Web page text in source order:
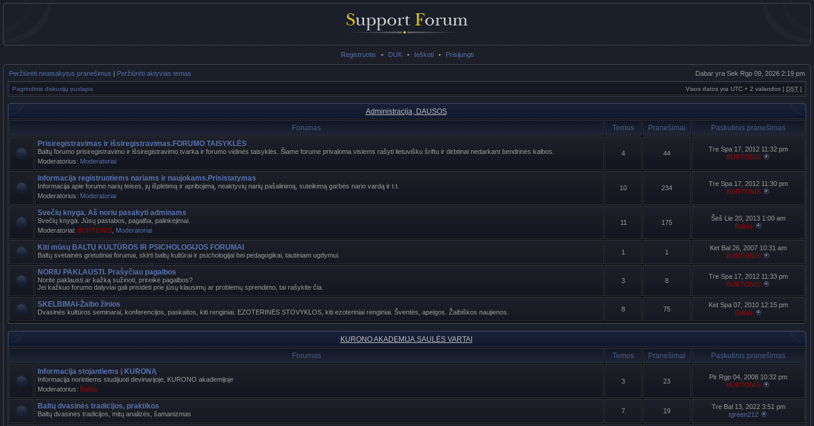
Registruotis • DUK • Ieškoti • Prisijungti
Peržiūrėti neatsakytus pranešimus | Peržiūrėti aktyvias temas Dabar yra Sek Rgp 09, 2026 2:19 pm
Pagrindinis diskusijų puslapis Visos datos yra UTC + 2 valandos [ DST ]
Administracija, DAUSOS
Forumas
Temos Pranešimai
Paskutinis pranešimas
Prisiregistravimas ir išsiregistravimas.FORUMO TAISYKLĖS
Baltų forumo prisiregistravimo ir išsiregistravimo tvarka ir forumo vidinės taisyklės. Šiame forume privaloma visiems rašyti lietuvišku šriftu ir dirbtinai nedarkant bendrinės kalbos.
Moderatorius: Moderatoriai
4 44
Tre Spa 17, 2012 11:32 pm
BURTONIS
Informacija registruotiems nariams ir naujokams.Prisistatymas
Informacija apie forumo narių teises, jų išplėtimą ir apribojimą, neaktyvių narių pašalinimą, suteikimą garbės nario vardą ir t.t.
Moderatorius: Moderatoriai
10 234
Tre Spa 17, 2012 11:30 pm
BURTONIS
Svečių knyga. Aš noriu pasakyti adminams
Svečių knyga. Jūsų pastabos, pagalba, palinkėjimai.
Moderatoriai: BURTONIS Moderatoriai
11 175
Šeš Lie 20, 2013 1:00 am
Baltas
Kiti mūsų BALTŲ KULTŪROS IR PSICHOLOGIJOS FORUMAI
Baltų svetainės gretutiniai forumai, skirti baltų kultūrai ir psichologijai bei pedagogikai, tautiniam ugdymui. 1 1
Ket Bal 26, 2007 10:31 am
BURTONIS
NORIU PAKLAUSTI. Prašyčiau pagalbos
Norite paklausti ar kažką sužinoti, prireikė pagalbos?
Jei kažkuo forumo dalyviai gali prisidėti prie jūsų klausimų ar problemų sprendimo, tai rašykite čia.
3 8
Tre Spa 17, 2012 11:33 pm
BURTONIS
SKELBIMAI-Žaibo žinios
Dvasinės kultūros seminarai, konferencijos, paskaitos, kiti renginiai. EZOTERINĖS STOVYKLOS, kiti ezoteriniai renginiai. Šventės, apeigos. Žaibiškos naujienos. 8 75
Ket Spa 07, 2010 12:15 pm
Baltas
KURONO AKADEMIJA.SAULĖS VARTAI
Forumas
Temos Pranešimai
Paskutinis pranešimas
Informacija stojantiems į KURONĄ
Informacija norintiems studijuoti devinarijoje, KURONO akademijoje
Moderatorius: Baltas
3 23
Pir Rgp 04, 2008 10:32 pm
BURTONIS
Baltų dvasinės tradicijos, praktikos
Baltų dvasinės tradicijos, mitų analizės, šamanizmas 7 19
Tre Bal 13, 2022 3:51 pm
tgreen212